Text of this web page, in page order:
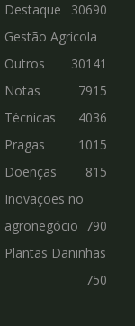
Destaque
30690
Gestão Agrícola
30141
Outros
7915
Notas
Técnicas
4036
Pragas
1015
Doenças
815
Inovações no
agronegócio 790
Plantas Daninhas
750